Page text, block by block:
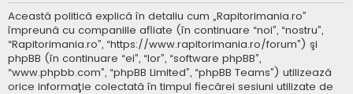
t
Această politică explică în detaliu cum „Rapitorimania.ro”
împreună cu companiile afliate (în continuare “noi”, “nostru”,
“Rapitorimania.ro”, “https://www.rapitorimania.ro/forum”) şi
phpBB (în continuare “ei”, “lor”, “software phpBB”,
“www.phpbb.com”, “phpBB Limited”, “phpBB Teams”) utilizează
orice informaţie colectată în timpul fiecărei sesiuni utilizate de